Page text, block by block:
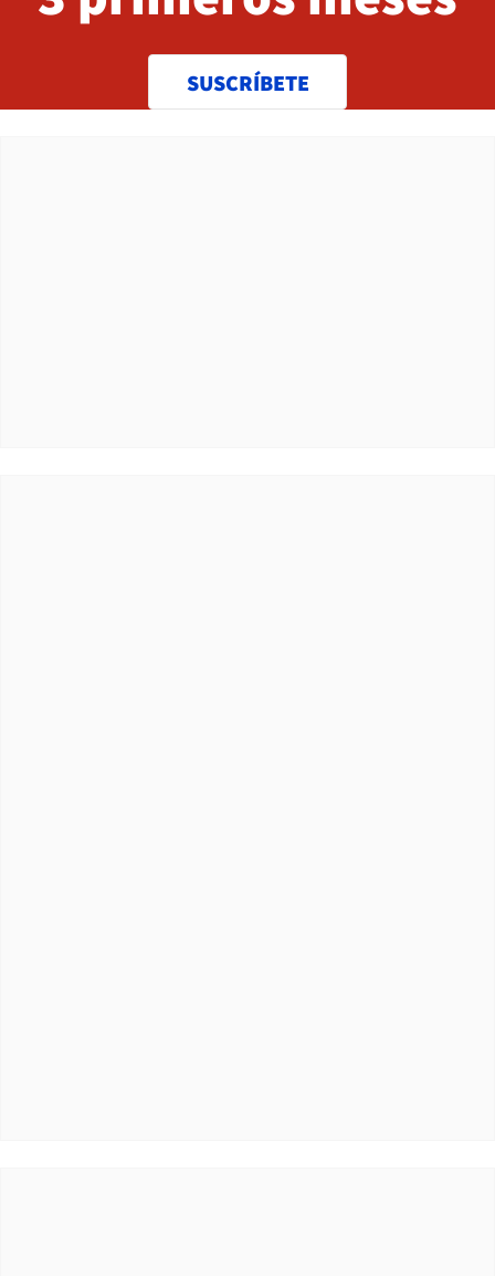
SUSCRÍBETE